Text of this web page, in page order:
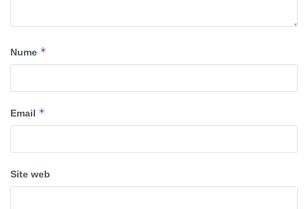
Nume *
Email *
Site web